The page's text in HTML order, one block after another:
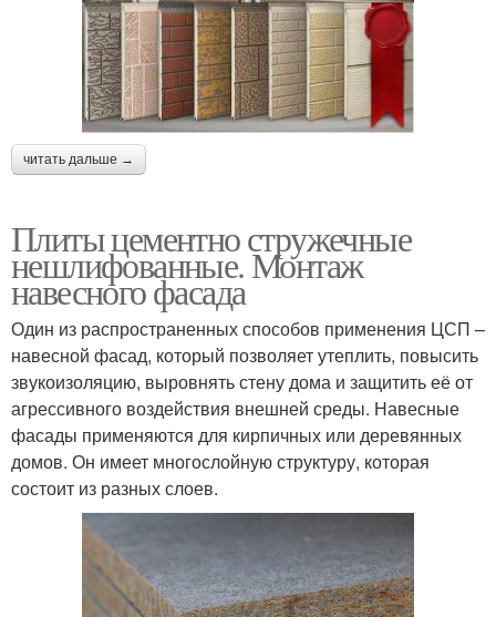
читать дальше →
Плиты цементно стружечные
нешлифованные. Монтаж
навесного фасада
Один из распространенных способов применения ЦСП –
навесной фасад, который позволяет утеплить, повысить
звукоизоляцию, выровнять стену дома и защитить её от
агрессивного воздействия внешней среды. Навесные
фасады применяются для кирпичных или деревянных
домов. Он имеет многослойную структуру, которая
состоит из разных слоев.